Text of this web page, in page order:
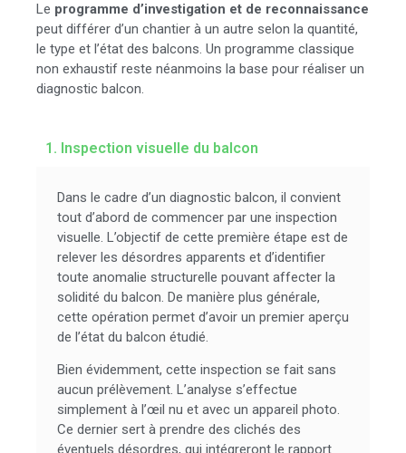
Le
programme d’investigation et de reconnaissance
peut différer d’un chantier à un autre selon la quantité,
le type et l’état des balcons. Un programme classique
Dans le cadre d’un diagnostic balcon, il convient
tout d’abord de commencer par une inspection
visuelle. L’objectif de cette première étape est de
relever les désordres apparents et d’identifier
toute anomalie structurelle pouvant affecter la
solidité du balcon. De manière plus générale,
de l’état du balcon étudié.
Bien évidemment, cette inspection se fait sans
aucun prélèvement. L’analyse s’effectue
simplement à l’œil nu et avec un appareil photo.